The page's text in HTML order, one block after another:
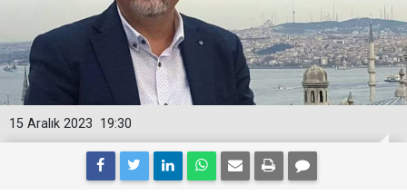
19:30
15 Aralık 2023